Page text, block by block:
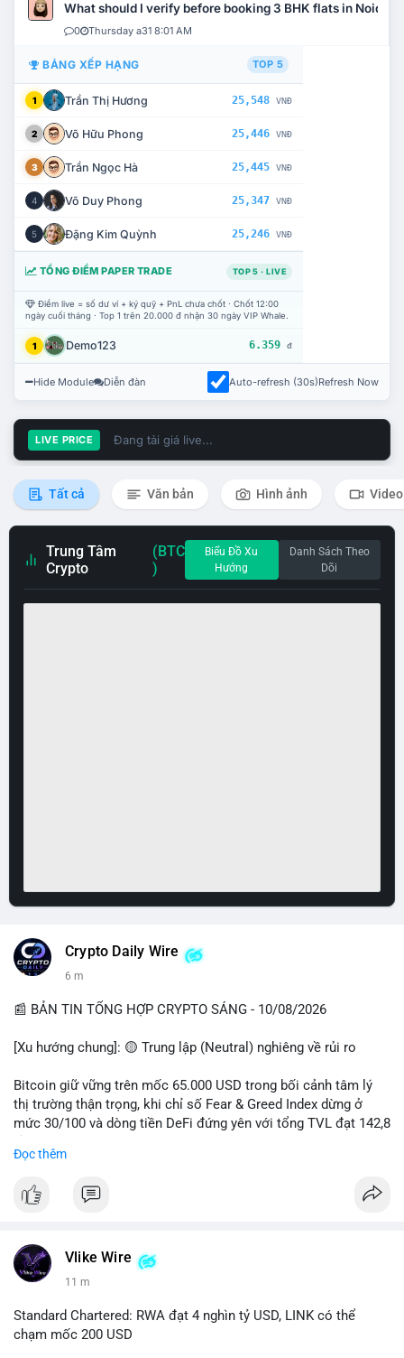
What should I verify before booking 3 BHK flats in Noida?
0 Thursday a31 8:01 AM
BẢNG XẾP HẠNG TOP 5
1 Trần Thị Hương 25,548 VNĐ
2 Võ Hữu Phong 25,446 VNĐ
3 Trần Ngọc Hà 25,445 VNĐ
4 Võ Duy Phong 25,347 VNĐ
5 Đặng Kim Quỳnh 25,246 VNĐ
TỔNG ĐIỂM PAPER TRADE TOP 5 · LIVE
Điểm live = số dư ví + ký quỹ + PnL chưa chốt · Chốt 12:00
ngày cuối tháng · Top 1 trên 20.000 đ nhận 30 ngày VIP Whale.
1 Demo123 6.359 đ
Hide Module Diễn đàn Auto-refresh (30s)Refresh Now
LIVE PRICE Đang tải giá live...
Tất cả Văn bản Hình ảnh Video
Trung Tâm
Crypto
(BTC
)
Biểu Đồ Xu
Hướng
Danh Sách Theo
Dõi
Crypto Daily Wire
6 m
📰 BẢN TIN TỔNG HỢP CRYPTO SÁNG - 10/08/2026
[Xu hướng chung]: 🟡 Trung lập (Neutral) nghiêng về rủi ro
Bitcoin giữ vững trên mốc 65.000 USD trong bối cảnh tâm lý
thị trường thận trọng, khi chỉ số Fear & Greed Index dừng ở
mức 30/100 và dòng tiền DeFi đứng yên với tổng TVL đạt 142,8
tăng gần 3% khi Iran-Oman hứa mở lại eo Hormuz, giảm lo ngại
lớn khác. Đáng chú ý, thanh lý Short chiếm tới 81,7% tổng 35,7
triệu USD thanh lý trong 24h, cho thấy phe bán đang yếu thế.
- DeFi & Công nghệ: Standard Chartered dự báo thị trường RWA
sẽ bùng nổ lên 4 nghìn tỷ USD, kéo theo giá trị token LINK có
Đọc thêm
Vlike Wire
11 m
Standard Chartered: RWA đạt 4 nghìn tỷ USD, LINK có thể
chạm mốc 200 USD